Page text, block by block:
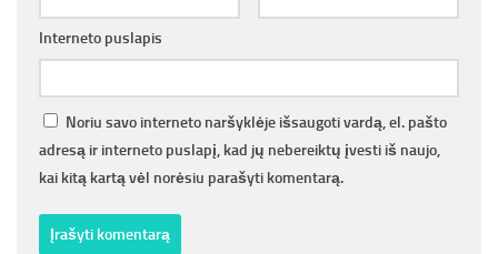
Interneto puslapis
Noriu savo interneto naršyklėje išsaugoti vardą, el. pašto
adresą ir interneto puslapį, kad jų nebereiktų įvesti iš naujo,
kai kitą kartą vėl norėsiu parašyti komentarą.